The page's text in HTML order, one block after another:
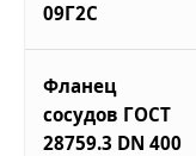
09Г2С
Фланец
сосудов ГОСТ
28759.3 DN 400